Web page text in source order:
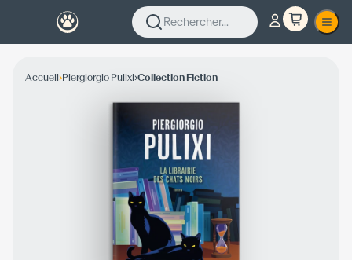
Rechercher...
Accueil›Piergiorgio Pulixi›Collection Fiction